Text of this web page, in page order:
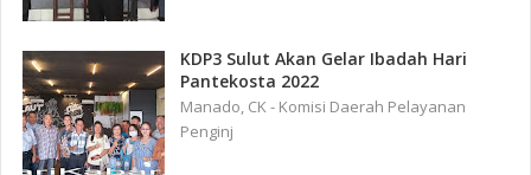
KDP3 Sulut Akan Gelar Ibadah Hari
Pantekosta 2022
Manado, CK - Komisi Daerah Pelayanan
Penginj